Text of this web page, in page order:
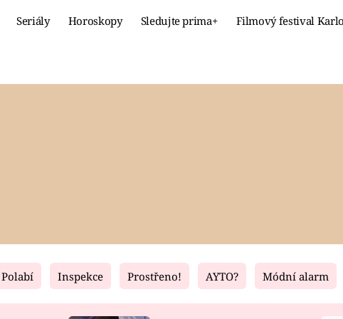
Seriály Horoskopy Sledujte prima+ Filmový festival
Fresh Living
Polabí Inspekce Prostřeno! AYTO? Módní alarm